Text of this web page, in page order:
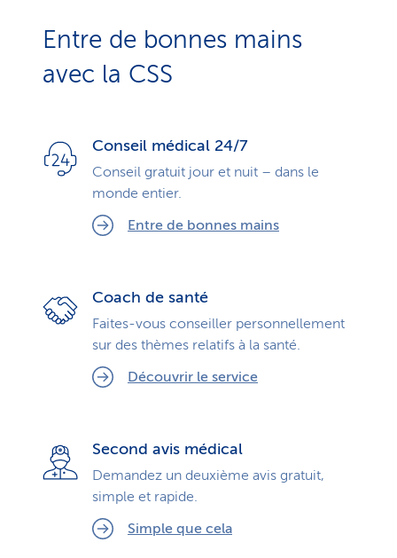
Entre de bonnes mains
avec la CSS
Conseil médical 24/7
Conseil gratuit jour et nuit – dans le
monde entier.
Entre de bonnes mains
Coach de santé
Faites-vous conseiller personnellement
sur des thèmes relatifs à la santé.
Découvrir le service
Second avis médical
Demandez un deuxième avis gratuit,
simple et rapide.
Simple que cela